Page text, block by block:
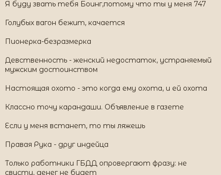
Я буду звать тебя Боинг,потому что ты у меня 747
Голубых вагон бежит, качается
Пионерка-безразмерка
Девственность - женский недостаток, устраняемый
мужским достоинством
Настоящая охото - это когда ему охота, и ей охота
Классно точу карандаши. Объявление в газете
Если у меня встанет, то ты ляжешь
Правая Рука - друг индейца
Только работники ГБДД опровергают фразу: не
свисти, денег не будет